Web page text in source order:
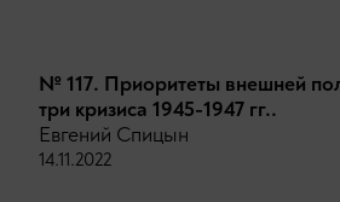
№ 117. Приоритеты внешней
три кризиса 1945-1947 гг..
Евгений Спицын
14.11.2022